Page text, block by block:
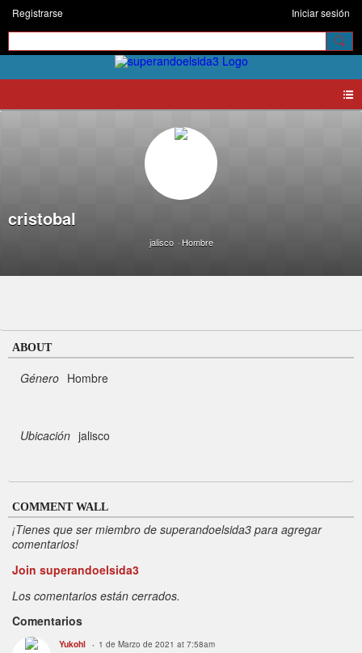
Registrarse Iniciar sesión
cristobal
jalisco Hombre
ABOUT
Género Hombre
Ubicación jalisco
COMMENT WALL
¡Tienes que ser miembro de superandoelsida3 para agregar
comentarios!
Join superandoelsida3
Los comentarios están cerrados.
Comentarios
Yukohl 1 de Marzo de 2021 at 7:58am